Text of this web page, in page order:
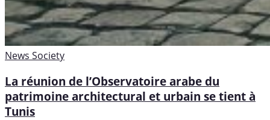
News Society
La réunion de l’Observatoire arabe du
patrimoine architectural et urbain se tient à
Tunis